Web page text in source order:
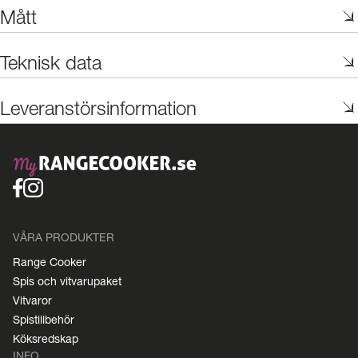
Mått
Teknisk data
Leveranstörsinformation
VÅRA PRODUKTER
Range Cooker
Spis och vitvarupaket
Vitvaror
Spistillbehör
Köksredskap
INFO